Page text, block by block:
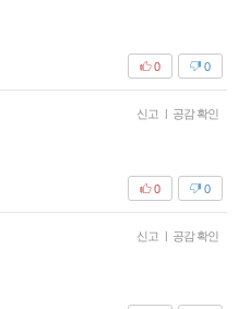
0
0
신고 공감 확인
0
0
신고 공감 확인